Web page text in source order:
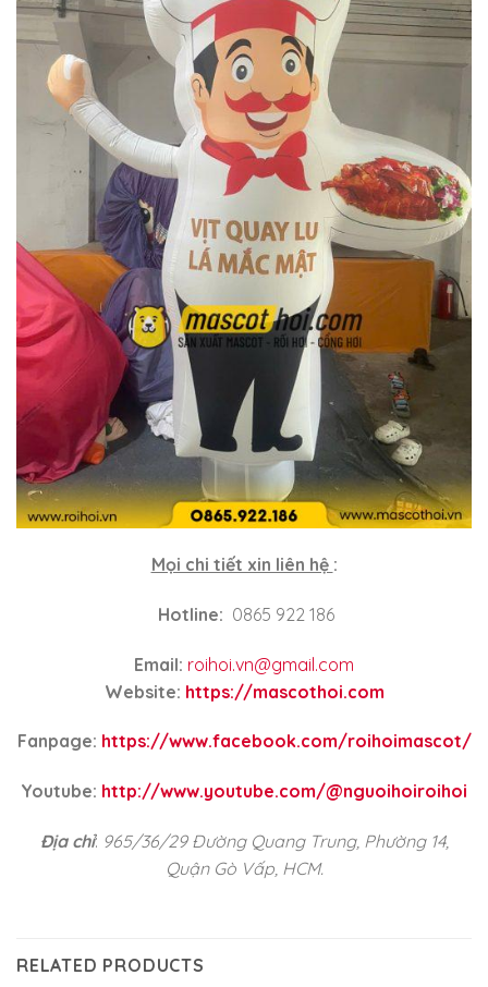
Mọi chi tiết xin liên hệ :
Hotline: 0865 922 186
Email: roihoi.vn@gmail.com
Website: https://mascothoi.com
Fanpage: https://www.facebook.com/roihoimascot/
Youtube: http://www.youtube.com/@nguoihoiroihoi
Địa chỉ: 965/36/29 Đường Quang Trung, Phường 14,
Quận Gò Vấp, HCM.
RELATED PRODUCTS